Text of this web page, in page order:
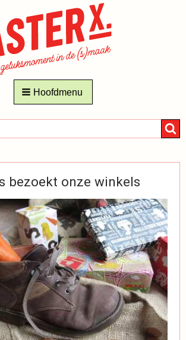
Hoofdmenu
bezoekt onze winkels